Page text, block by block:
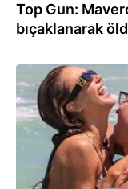
Top Gun:
bıçaklanarak
27.05.2026